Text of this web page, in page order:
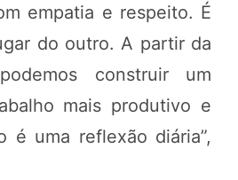
empatia e respeito. É
do outro. A partir da
construir um
mais produtivo e
é uma reflexão diária”,